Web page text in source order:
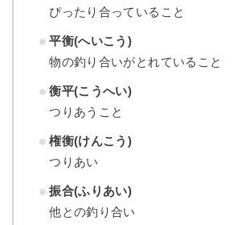
ぴったり合っていること
平衡(へいこう)
物の釣り合いがとれていること
衡平(こうへい)
つりあうこと
権衡(けんこう)
つりあい
振合(ふりあい)
他との釣り合い